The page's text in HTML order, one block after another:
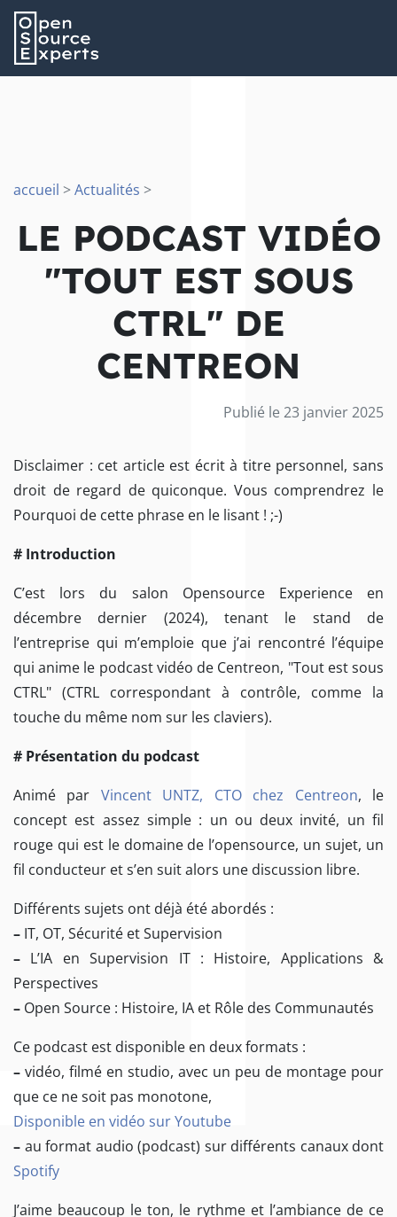
accueil >Actualités >
LE PODCAST VIDÉO
"TOUT EST SOUS
CTRL" DE
CENTREON
Publié le 23 janvier 2025
Disclaimer : cet article est écrit à titre personnel, sans
droit de regard de quiconque. Vous comprendrez le
Pourquoi de cette phrase en le lisant ! ;-)
# Introduction
C’est lors du salon Opensource Experience en
décembre dernier (2024), tenant le stand de
l’entreprise qui m’emploie que j’ai rencontré l’équipe
qui anime le podcast vidéo de Centreon, "Tout est sous
CTRL" (CTRL correspondant à contrôle, comme la
touche du même nom sur les claviers).
# Présentation du podcast
Animé par Vincent UNTZ, CTO chez Centreon, le
concept est assez simple : un ou deux invité, un fil
rouge qui est le domaine de l’opensource, un sujet, un
fil conducteur et s’en suit alors une discussion libre.
Différents sujets ont déjà été abordés :
– IT, OT, Sécurité et Supervision
– L’IA en Supervision IT : Histoire, Applications &
Perspectives
– Open Source : Histoire, IA et Rôle des Communautés
Ce podcast est disponible en deux formats :
– vidéo, filmé en studio, avec un peu de montage pour
que ce ne soit pas monotone,
Disponible en vidéo sur Youtube
– au format audio (podcast) sur différents canaux dont
Spotify
J’aime beaucoup le ton, le rythme et l’ambiance de ce